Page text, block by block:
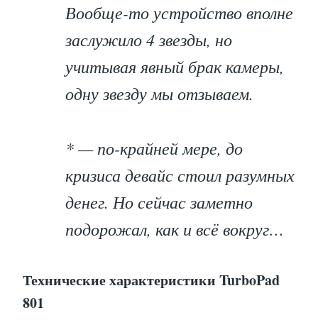
Вообще-то устройство вполне
заслужило 4 звезды, но
учитывая явный брак камеры,
одну звезду мы отзываем.
* — по-крайней мере, до
кризиса девайс стоил разумных
денег. Но сейчас заметно
подорожал, как и всё вокруг…
Технические характеристики TurboPad
801